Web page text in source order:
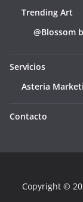
Trending Art
@Blossom
Servicios
Asteria
Contacto
Copyright ©